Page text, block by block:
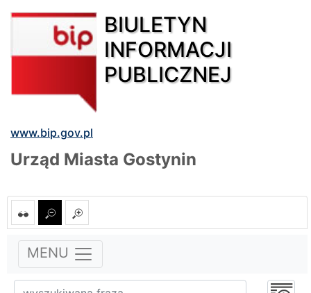
BIULETYN
INFORMACJI
PUBLICZNEJ
www.bip.gov.pl
Urząd Miasta Gostynin
MENU